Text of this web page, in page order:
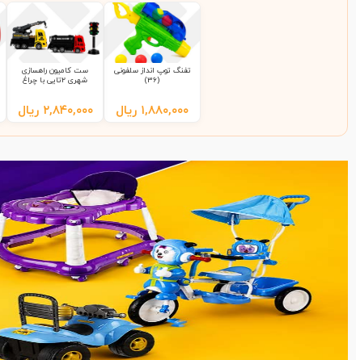
تفنگ توپ انداز سلفونی
(36)
۱,۸۸۰,۰۰۰ ریال
ست کامیون راهسازی
شهری 2تایی با چراغ
۲,۸۴۰,۰۰۰ ریال